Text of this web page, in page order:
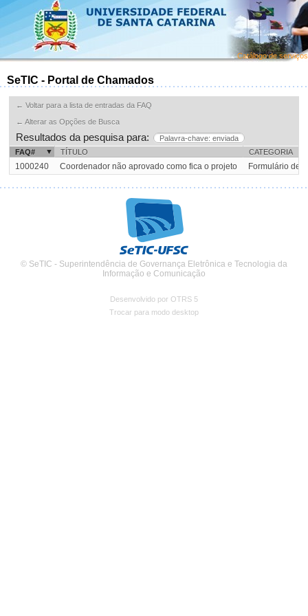
Catálogo de serviços
SeTIC - Portal de Chamados
← Voltar para a lista de entradas da FAQ
← Alterar as Opções de Busca
Resultados da pesquisa para:
Palavra-chave: enviada
FAQ#
TÍTULO CATEGORIA
1000240 Coordenador não aprovado como fica o projeto Formulário de
© SeTIC - Superintendência de Governança Eletrônica e Tecnologia da
Informação e Comunicação
Desenvolvido por OTRS 5
Trocar para modo desktop